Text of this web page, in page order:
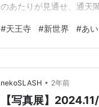
のあたりが見通せ、通天
く気に入っている。 河底
る、ここのアオサギはな
#天王寺 #新世界 #あ
nekoSLASH • 2年前
【写真展】